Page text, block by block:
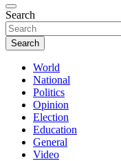
Search
Search
World
National
Politics
Opinion
Election
Education
General
Video